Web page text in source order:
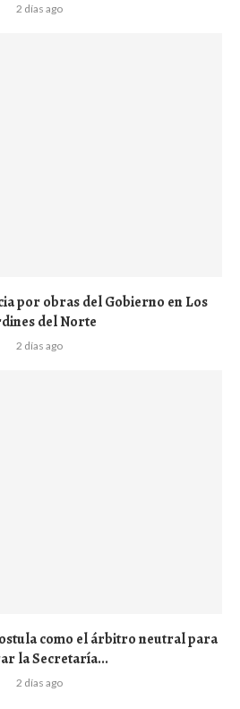
2 días ago
por obras del Gobierno en Los
del Norte
2 días ago
como el árbitro neutral para
la Secretaría...
2 días ago